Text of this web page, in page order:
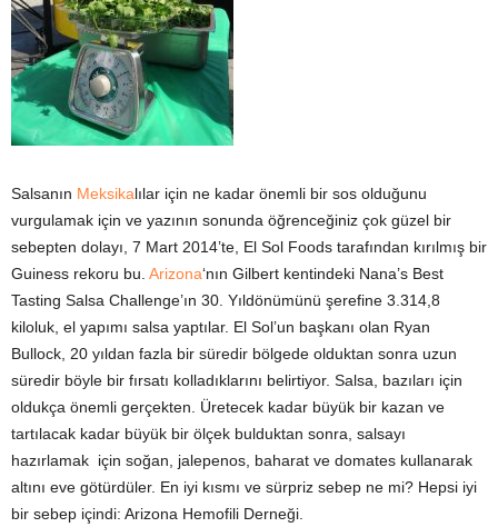
Salsanın Meksikalılar için ne kadar önemli bir sos olduğunu
vurgulamak için ve yazının sonunda öğrenceğiniz çok güzel bir
sebepten dolayı, 7 Mart 2014’te, El Sol Foods tarafından kırılmış bir
Guiness rekoru bu. Arizona‘nın Gilbert kentindeki Nana’s Best
Tasting Salsa Challenge’ın 30. Yıldönümünü şerefine 3.314,8
kiloluk, el yapımı salsa yaptılar. El Sol’un başkanı olan Ryan
Bullock, 20 yıldan fazla bir süredir bölgede olduktan sonra uzun
süredir böyle bir fırsatı kolladıklarını belirtiyor. Salsa, bazıları için
oldukça önemli gerçekten. Üretecek kadar büyük bir kazan ve
tartılacak kadar büyük bir ölçek bulduktan sonra, salsayı
hazırlamak için soğan, jalepenos, baharat ve domates kullanarak
altını eve götürdüler. En iyi kısmı ve sürpriz sebep ne mi? Hepsi iyi
bir sebep içindi: Arizona Hemofili Derneği.